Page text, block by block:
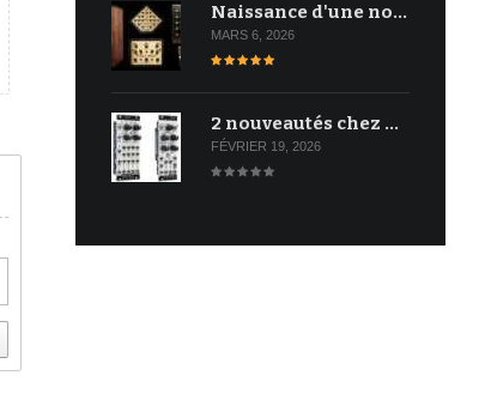
Naissance d'une no…
MARS 6, 2026
2 nouveautés chez …
FÉVRIER 19, 2026